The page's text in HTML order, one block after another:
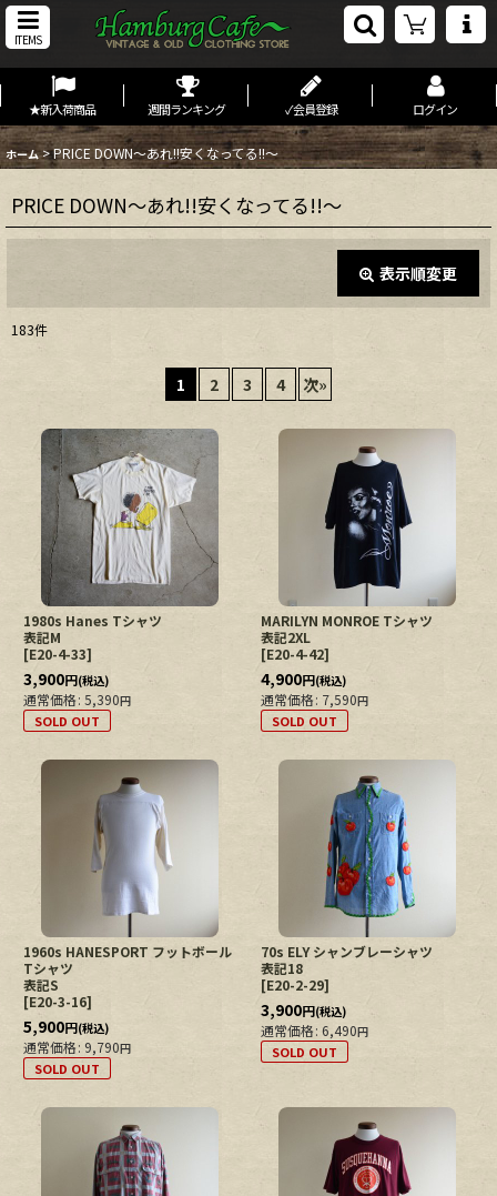
ITEMS
★新入荷商品 週間ランキング ✓会員登録 ログイン
ホーム >PRICE DOWN〜あれ!!安くなってる!!〜
PRICE DOWN〜あれ!!安くなってる!!〜
表示順変更
並び順:
183件
1 2 3 4 次»
1980s Hanes Tシャツ
表記M
[E20-4-33]
3,900円(税込)
通常価格: 5,390円
SOLD OUT
MARILYN MONROE Tシャツ
表記2XL
[E20-4-42]
4,900円(税込)
通常価格: 7,590円
SOLD OUT
1960s HANESPORT フットボール
Tシャツ
表記S
[E20-3-16]
5,900円(税込)
通常価格: 9,790円
SOLD OUT
70s ELY シャンブレーシャツ
表記18
[E20-2-29]
3,900円(税込)
通常価格: 6,490円
SOLD OUT